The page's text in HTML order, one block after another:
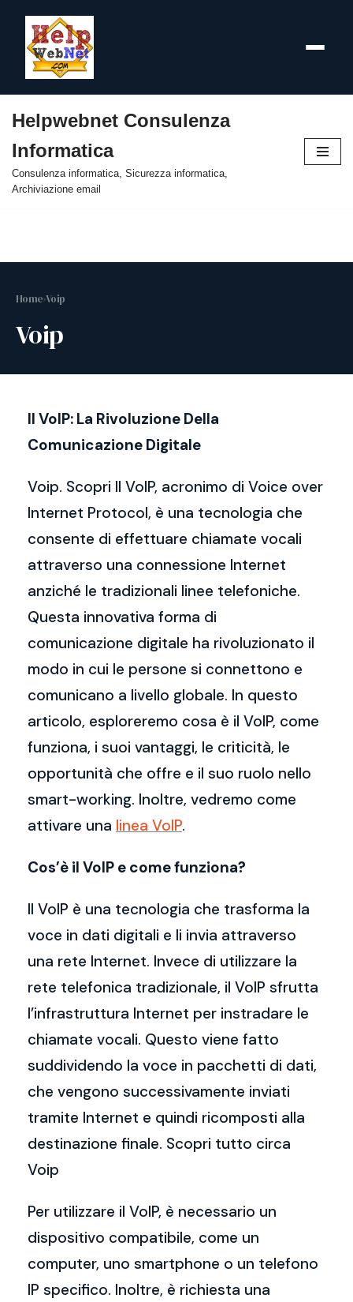
al
contenuto
Helpwebnet Consulenza
Informatica
Consulenza informatica, Sicurezza informatica,
Archiviazione email
Home›Voip
Voip
Il VoIP: La Rivoluzione Della
Comunicazione Digitale
Voip. Scopri Il VoIP, acronimo di Voice over
Internet Protocol, è una tecnologia che
consente di effettuare chiamate vocali
attraverso una connessione Internet
anziché le tradizionali linee telefoniche.
Questa innovativa forma di
comunicazione digitale ha rivoluzionato il
modo in cui le persone si connettono e
comunicano a livello globale. In questo
articolo, esploreremo cosa è il VoIP, come
funziona, i suoi vantaggi, le criticità, le
opportunità che offre e il suo ruolo nello
smart-working. Inoltre, vedremo come
attivare una linea VoIP.
Cos’è il VoIP e come funziona?
Il VoIP è una tecnologia che trasforma la
voce in dati digitali e li invia attraverso
una rete Internet. Invece di utilizzare la
rete telefonica tradizionale, il VoIP sfrutta
l’infrastruttura Internet per instradare le
chiamate vocali. Questo viene fatto
suddividendo la voce in pacchetti di dati,
che vengono successivamente inviati
tramite Internet e quindi ricomposti alla
destinazione finale. Scopri tutto circa
Voip
Per utilizzare il VoIP, è necessario un
dispositivo compatibile, come un
computer, uno smartphone o un telefono
IP specifico. Inoltre, è richiesta una